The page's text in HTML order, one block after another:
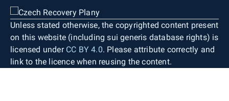
Unless stated otherwise, the copyrighted content present
on this website (including sui generis database rights) is
licensed under CC BY 4.0. Please attribute correctly and
link to the licence when reusing the content.